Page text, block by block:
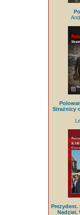
Strażnicy
Prezydent.
Nadziei.